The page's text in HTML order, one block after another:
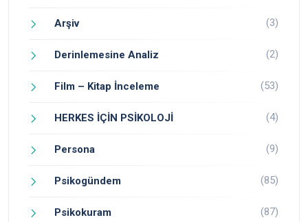
Arşiv (3)
Derinlemesine Analiz (2)
Film – Kitap İnceleme (53)
HERKES İÇİN PSİKOLOJİ (4)
Persona (9)
Psikogündem (85)
Psikokuram (87)